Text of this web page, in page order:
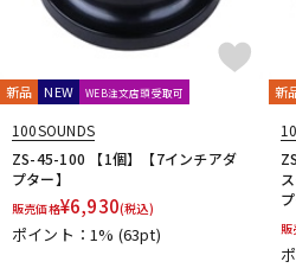
新品 NEW WEB注文店頭受取可
100SOUNDS
ZS-45-100 【1個】【7インチアダ
プター】
販売価格¥6,930(税込)
ポイント：1% (63pt)
新
販